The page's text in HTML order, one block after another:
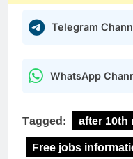
Telegram
WhatsApp
Tagged:
after
Free jobs